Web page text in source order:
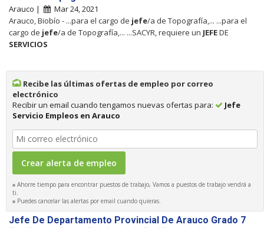
Arauco |
Mar 24, 2021
Arauco, Biobío - ...para el cargo de jefe/a de Topografía,... ...para el
cargo de jefe/a de Topografía,... ...SACYR, requiere un JEFEDE
SERVICIOS
Recibe las últimas ofertas de empleo por correo
electrónico
Recibir un email cuando tengamos nuevas ofertas para:
Jefe
Servicio Empleos en Arauco
Ahorre tiempo para encontrar puestos de trabajo, Vamos a puestos de trabajo vendrá a
ti.
Puedes cancelar las alertas por email cuando quieras.
Jefe De Departamento Provincial De Arauco Grado 7